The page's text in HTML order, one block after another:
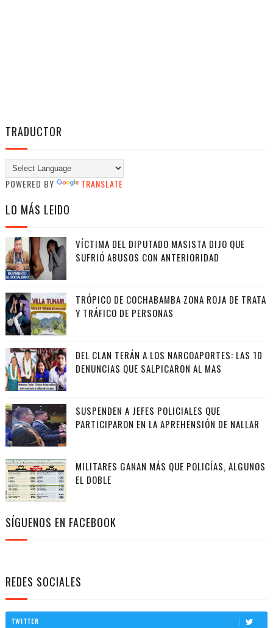
TRADUCTOR
POWERED BY TRANSLATE
LO MÁS LEIDO
VÍCTIMA DEL DIPUTADO MASISTA DIJO QUE
SUFRIÓ ABUSOS CON ANTERIORIDAD
TRÓPICO DE COCHABAMBA ZONA ROJA DE TRATA
Y TRÁFICO DE PERSONAS
DEL CLAN TERÁN A LOS NARCOAPORTES: LAS 10
DENUNCIAS QUE SALPICARON AL MAS
SUSPENDEN A JEFES POLICIALES QUE
PARTICIPARON EN LA APREHENSIÓN DE NALLAR
MILITARES GANAN MÁS QUE POLICÍAS, ALGUNOS
EL DOBLE
SÍGUENOS EN FACEBOOK
REDES SOCIALES
TWITTER